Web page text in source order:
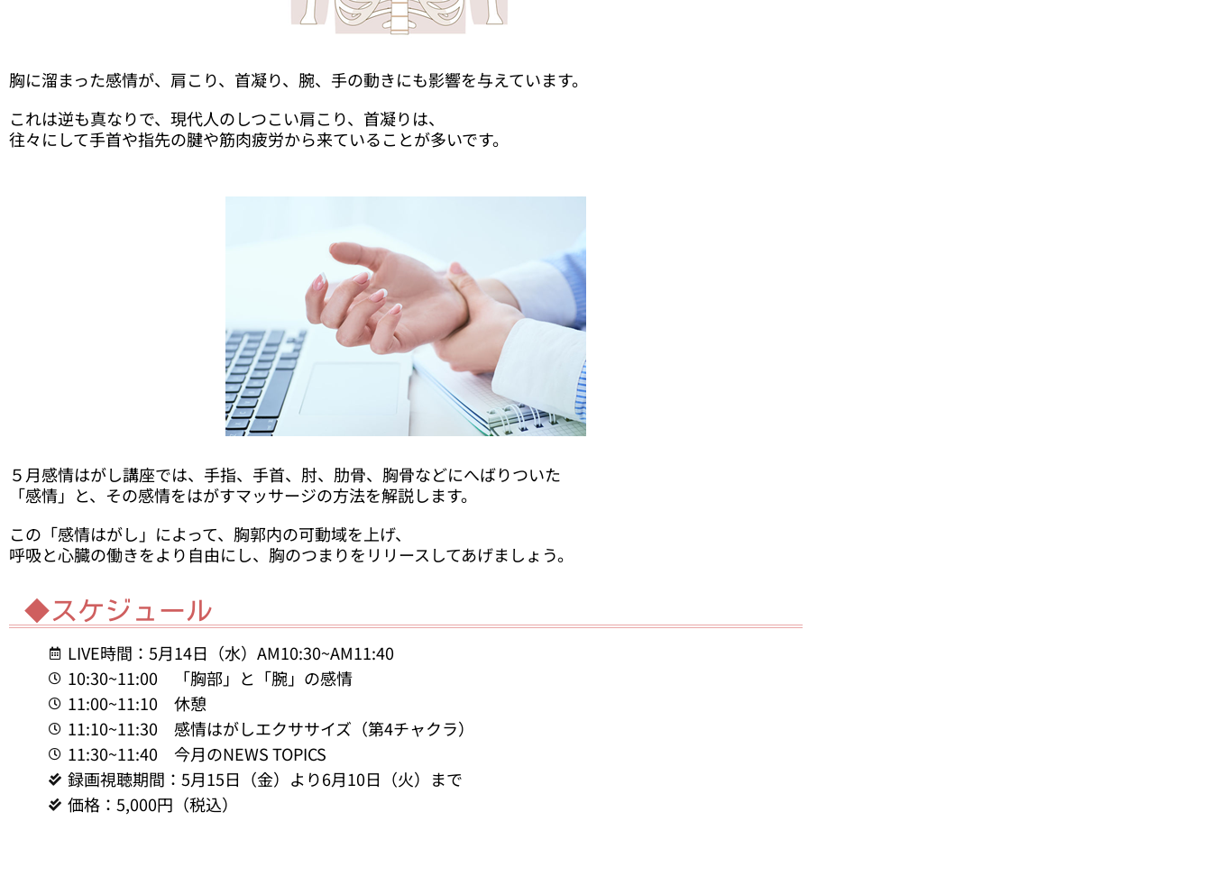
胸に溜まった感情が、肩こり、首凝り、腕、手の動きにも影響を与えています。
これは逆も真なりで、現代人のしつこい肩こり、首凝りは、
往々にして手首や指先の腱や筋肉疲労から来ていることが多いです。
５月感情はがし講座では、手指、手首、肘、肋骨、胸骨などにへばりついた
「感情」と、その感情をはがすマッサージの方法を解説します。
この「感情はがし」によって、胸郭内の可動域を上げ、
呼吸と心臓の働きをより自由にし、胸のつまりをリリースしてあげましょう。
◆スケジュール
LIVE時間：5月14日（水）AM10:30~AM11:40
10:30~11:00 「胸部」と「腕」の感情
11:00~11:10 休憩
11:10~11:30 感情はがしエクササイズ（第4チャクラ）
11:30~11:40 今月のNEWS TOPICS
録画視聴期間：5月15日（金）より6月10日（火）まで
価格：5,000円（税込）